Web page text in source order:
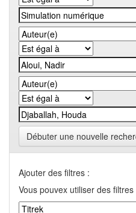
Débuter une nouvelle
Ajouter des filtres :
Vous pouvex utiliser des